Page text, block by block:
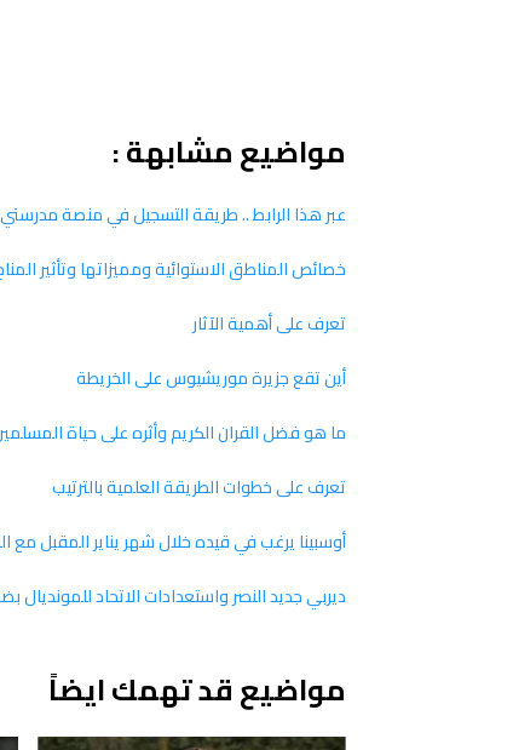
مواضيع مشابهة :
عبر هذا الرابط .. طريقة التسجيل في منصة
خصائص المناطق الاستوائية ومميزاتها وتأثير
تعرف على أهمية الآثار
أين تقع جزيرة موريشيوس على الخريطة
ما هو فضل القران الكريم وأثره على حياة
تعرف على خطوات الطريقة العلمية بالترتيب
أوسبينا يرغب في قيده خلال شهر يناير المقبل مع
ديربي جديد النصر واستعدادات الاتحاد للمونديال
مواضيع قد تهمك ايضاً